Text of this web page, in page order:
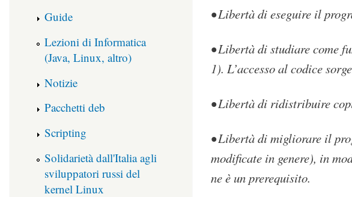
• Libertà di eseguire il
• Libertà di studiare come
1). L’accesso al codice
• Libertà di ridistribuire
• Libertà di migliorare il
modificate in genere), in
ne è un prerequisito.
Guide
Lezioni di Informatica
(Java, Linux, altro)
Notizie
Pacchetti deb
Scripting
Solidarietà dall'Italia agli
sviluppatori russi del
kernel Linux